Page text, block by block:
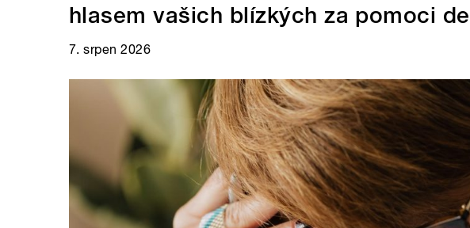
hlasem vašich blízkých za pomoci
7. srpen 2026